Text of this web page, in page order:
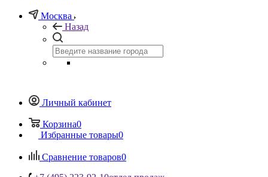
Москва
Назад
Личный кабинет
Корзина0
Избранные товары0
Сравнение товаров0